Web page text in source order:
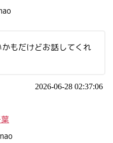
もだけどお話してくれ
2026-06-28 02:37:06